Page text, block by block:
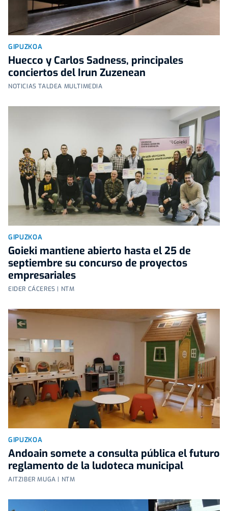
GIPUZKOA
Huecco y Carlos Sadness, principales
conciertos del Irun Zuzenean
NOTICIAS TALDEA MULTIMEDIA
GIPUZKOA
Goieki mantiene abierto hasta el 25 de
septiembre su concurso de proyectos
empresariales
EIDER CÁCERES | NTM
GIPUZKOA
Andoain somete a consulta pública el futuro
reglamento de la ludoteca municipal
AITZIBER MUGA | NTM